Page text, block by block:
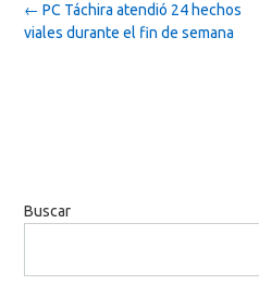
Post
navigation
← PC Táchira atendió 24 hechos
viales durante el fin de semana
Buscar